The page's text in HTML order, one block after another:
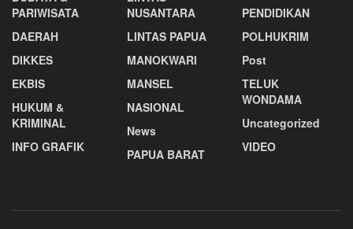
PARIWISATA
DAERAH
DIKKES
EKBIS
HUKUM &
KRIMINAL
INFO GRAFIK
NUSANTARA
LINTAS PAPUA
MANOKWARI
MANSEL
NASIONAL
News
PAPUA BARAT
PENDIDIKAN
POLHUKRIM
Post
TELUK
WONDAMA
Uncategorized
VIDEO